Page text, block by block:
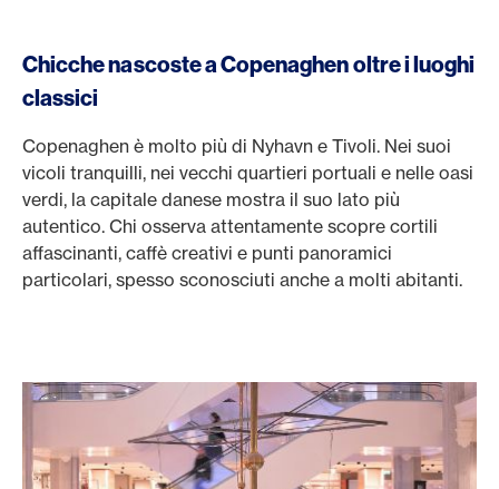
Chicche nascoste a Copenaghen oltre i luoghi
classici
Copenaghen è molto più di Nyhavn e Tivoli. Nei suoi
vicoli tranquilli, nei vecchi quartieri portuali e nelle oasi
verdi, la capitale danese mostra il suo lato più
autentico. Chi osserva attentamente scopre cortili
affascinanti, caffè creativi e punti panoramici
particolari, spesso sconosciuti anche a molti abitanti.